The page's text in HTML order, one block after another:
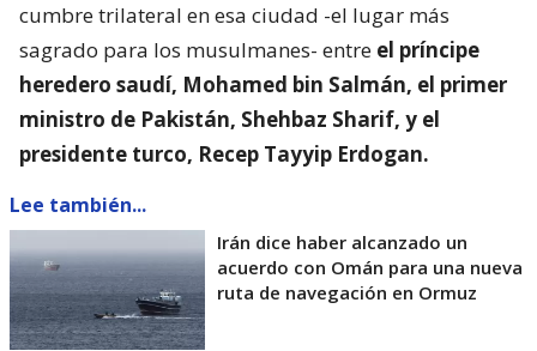
cumbre trilateral en esa ciudad -el lugar más
sagrado para los musulmanes- entre el príncipe
heredero saudí, Mohamed bin Salmán, el primer
ministro de Pakistán, Shehbaz Sharif, y el
presidente turco, Recep Tayyip Erdogan.
Lee también...
Irán dice haber alcanzado un
acuerdo con Omán para una nueva
ruta de navegación en Ormuz